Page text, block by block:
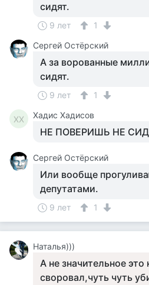
сидят.
9 лет
1
Сергей Остёрский
А за ворованные
сидят.
9 лет 1
ХХ Хадис Хадисов
НЕ ПОВЕРИШЬ НЕ
Сергей Остёрский
Или вообще
депутатами.
9 лет 1
Наталья)))
А не значительное это
своровал,чуть чуть